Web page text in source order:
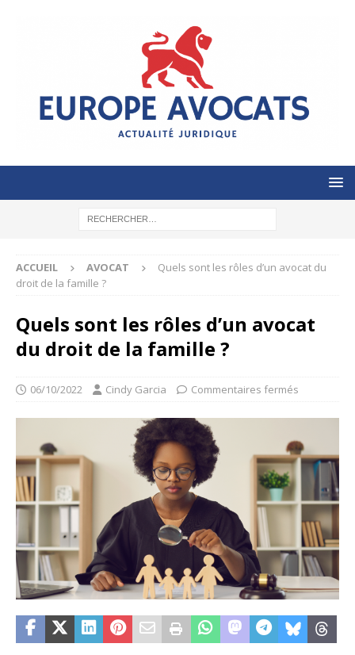
ACCUEIL AVOCAT
Quels sont les rôles d’un avocat du
droit de la famille ?
Quels sont les rôles d’un avocat
du droit de la famille ?
06/10/2022 Cindy Garcia Commentaires fermés